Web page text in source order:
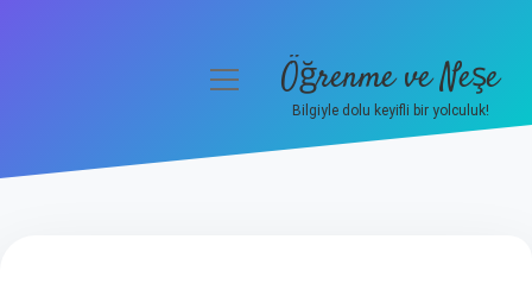
menüyüÖğrenme ve Neşe
Bilgiyle dolu keyifli bir yolculuk!